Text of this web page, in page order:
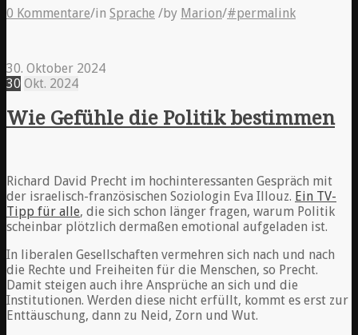
0 Kommentare/in Sprache /by Marion/#permalink
30. Oktober 2024
30 Okt. 2024
Wie Gefühle die Politik bestimmen
Richard David Precht im hochinteressanten Gespräch mit
der israelisch-französischen Soziologin Eva Illouz. Ein TV-
Tipp für alle, die sich schon länger fragen, warum Politik
scheinbar plötzlich dermaßen emotional aufgeladen ist.
In liberalen Gesellschaften vermehren sich nach und nach
die Rechte und Freiheiten für die Menschen, so Precht.
Damit steigen auch ihre Ansprüche an sich und die
Institutionen. Werden diese nicht erfüllt, kommt es erst zur
Enttäuschung, dann zu Neid, Zorn und Wut.